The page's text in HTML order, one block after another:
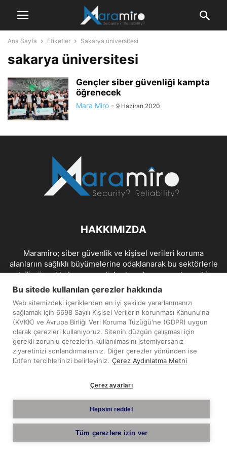
Ana Sayfa Etiketler Sakarya üniversitesi
sakarya üniversitesi
Gençler siber güvenliği kampta
öğrenecek
Mara Miro - 9 Haziran 2020
HAKKIMIZDA
Maramiro; siber güvenlik ve kişisel verileri koruma
alanlarıın sağlıklı büyümelerine odaklanarak bu sektörlerle
ilgili güncel haber ve analizler hazırlayıp yayınlayan bir
haber sitesidir.
İletişim:maramiro@sentezmedya.com.tr
BIZI TAKIP EDIN
Telif Hakkı © 2019 - 2026 Sentez Medya Limited. Tüm hakları
saklıdır.
Bu sitede kullanılan çerezler hakkında
Web sitemizdeki içeriklerden en iyi şekilde yararlanmanızı
sağlamak için 6698 Sayılı Kişisel Verilerin korunması Kanunu'na
(KVKK) ve Avrupa Birliği Veri Koruma Tüzüğü'ne (GDPR) uygun
olarak çerezleri kullanıyoruz. Sitenin düzgün çalışması için
gerekli zorunlu çerezlerin kullanılmasını istemiyorsanız
ziyaretinizi sonlandırmalısınız. Diğer çerezler yönünden ise
lütfen tercihlerinizi belirleyiniz. Çerez Aydınlatma Metni
Çerez ayarları
Hepsini reddet
Tüm çerezlere izin ver